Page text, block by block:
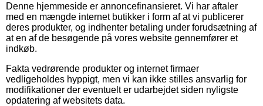
Denne hjemmeside er annoncefinansieret. Vi har aftaler
med en mængde internet butikker i form af at vi publicerer
deres produkter, og indhenter betaling under forudsætning af
at en af de besøgende på vores website gennemfører et
indkøb.
Fakta vedrørende produkter og internet firmaer
vedligeholdes hyppigt, men vi kan ikke stilles ansvarlig for
modifikationer der eventuelt er udarbejdet siden nyligste
opdatering af websitets data.